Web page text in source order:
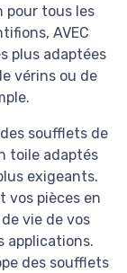
pour tous les
AVEC
plus adaptées
vérins ou de
soufflets de
toile adaptés
exigeants.
vos pièces en
vie de vos
applications.
des soufflets